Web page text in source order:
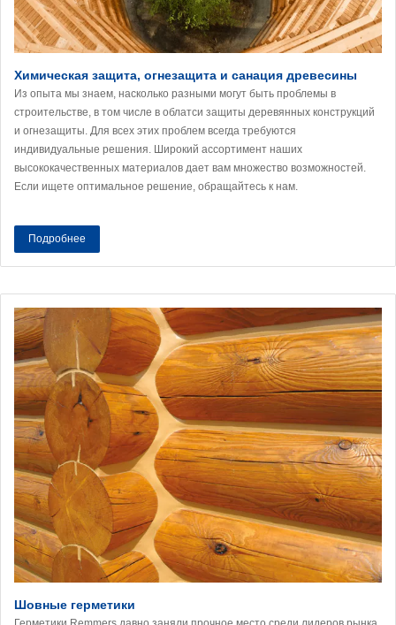
Химическая защита, огнезащита и санация древесины
Из опыта мы знаем, насколько разными могут быть проблемы в
строительстве, в том числе в облатси защиты деревянных конструкций
и огнезащиты. Для всех этих проблем всегда требуются
индивидуальные решения. Широкий ассортимент наших
высококачественных материалов дает вам множество возможностей.
Если ищете оптимальное решение, обращайтесь к нам.
Подробнее
Шовные герметики